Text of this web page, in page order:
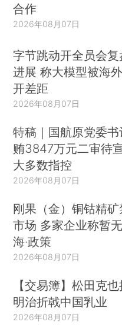
合作
2026年08月07日
字节跳动开全员会复
进展 称大模型被海
开差距
2026年08月07日
特稿｜国航原党委
贿3847万元二审待
大多数指控
2026年08月07日
刚果（金）铜钴精
市场 多家企业称暂
海·政策
2026年08月07日
【交易簿】松田克
明治折戟中国乳业
2026年08月07日